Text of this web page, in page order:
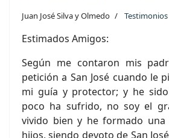
Juan José Silva y Olmedo Testimonios
Estimados Amigos:
Según me contaron mis
petición a San José cuando le
mi guía y protector; y he
poco ha sufrido, no soy el
vivido bien y he formado una
hijos, siendo devoto de San